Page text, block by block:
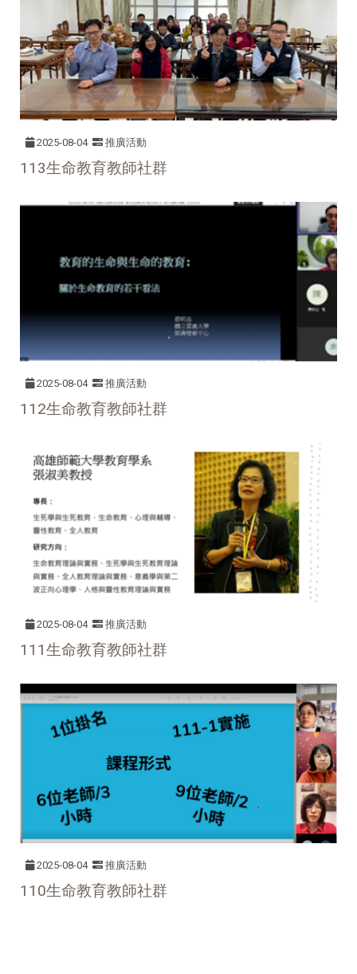
2025-08-04 推廣活動
113生命教育教師社群
2025-08-04 推廣活動
112生命教育教師社群
2025-08-04 推廣活動
111生命教育教師社群
2025-08-04 推廣活動
110生命教育教師社群